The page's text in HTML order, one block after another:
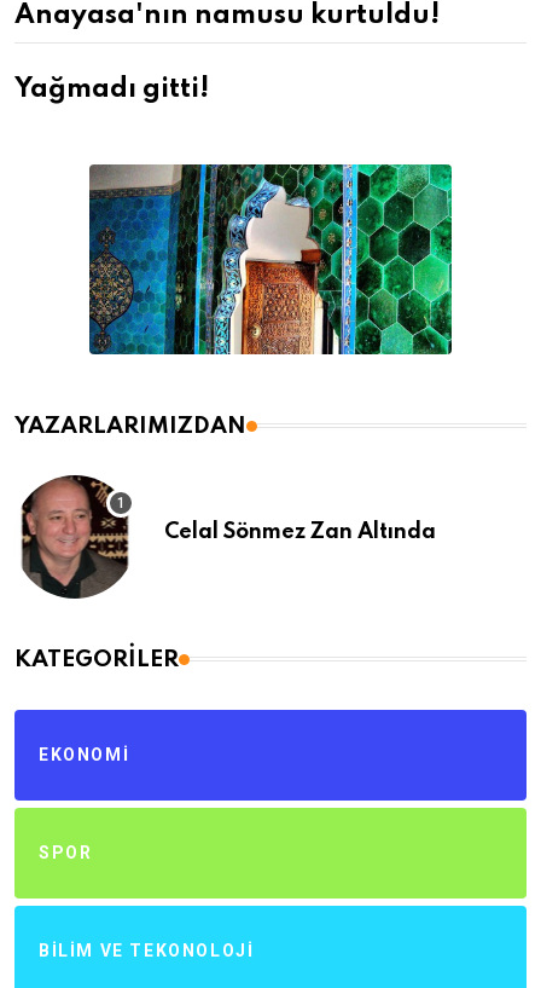
Anayasa'nın namusu kurtuldu!
Yağmadı gitti!
YAZARLARIMIZDAN
Celal Sönmez Zan Altında
KATEGORILER
EKONOMI
SPOR
BILIM VE TEKONOLOJI